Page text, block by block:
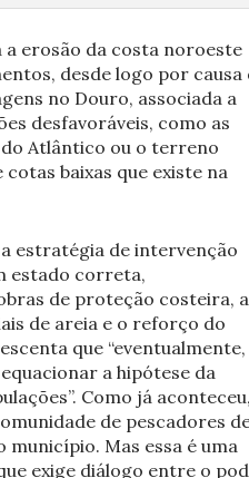
a erosão da costa noroeste
desde logo por causa
no Douro, associada a
desfavoráveis, como as
do Atlântico ou o terreno
baixas que existe na
estratégia de intervenção
estado correta,
de proteção costeira,
de areia e o reforço do
que “eventualmente,
a hipótese da
Como já
de pescadores
município. Mas essa é uma
exige diálogo entre o